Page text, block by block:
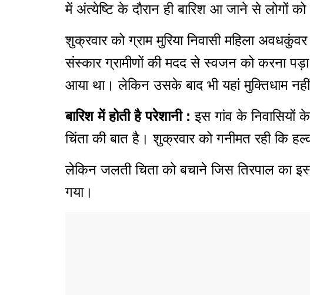
में अंत्येष्टि के दौरान ही बारिश आ जाने से लोगों को
शुक्रवार को ग्राम मुरिया निवासी महिला
संस्कार ग्रामीणों की मदद से स्वजन को करना
आया था। लेकिन उसके बाद भी यहां मुक्तिधाम
बारिश में होती है परेशानी : इस गांव के निवासियों
चिंता की बात है। शुक्रवार को गनीमत रही कि
लेकिन जलती चिता को बचाने जिस तिरपाल का
गया।